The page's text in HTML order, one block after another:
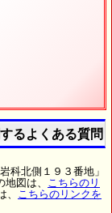
るよくある質問
科北側１９３番地」
図は、 こちらのリ
こちらのリンクを